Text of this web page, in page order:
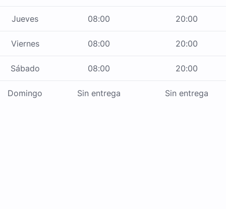
Jueves 08:00 20:00
Viernes 08:00 20:00
Sábado 08:00 20:00
Domingo Sin entrega Sin entrega